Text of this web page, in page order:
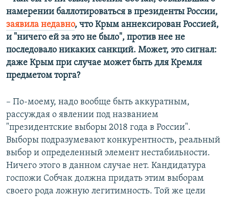
намерении баллотироваться в президенты России,
заявила недавно, что Крым аннексирован Россией,
и "ничего ей за это не было", против нее не
последовало никаких санкций. Может, это сигнал:
даже Крым при случае может быть для Кремля
предметом торга?
– По-моему, надо вообще быть аккуратным,
рассуждая о явлении под названием
"президентские выборы 2018 года в России".
Выборы подразумевают конкурентность, реальный
выбор и определенный элемент нестабильности.
Ничего этого в данном случае нет. Кандидатура
госпожи Собчак должна придать этим выборам
своего рода ложную легитимность. Той же цели